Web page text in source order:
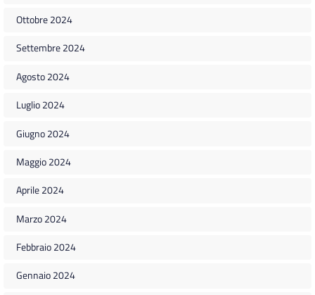
Ottobre 2024
Settembre 2024
Agosto 2024
Luglio 2024
Giugno 2024
Maggio 2024
Aprile 2024
Marzo 2024
Febbraio 2024
Gennaio 2024